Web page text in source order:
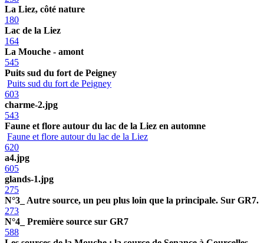
La Liez, côté nature
180
Lac de la Liez
164
La Mouche - amont
545
Puits sud du fort de Peigney
Puits sud du fort de Peigney
603
charme-2.jpg
543
Faune et flore autour du lac de la Liez en automne
Faune et flore autour du lac de la Liez
620
a4.jpg
605
glands-1.jpg
275
N°3_ Autre source, un peu plus loin que la principale. Sur GR7.
273
N°4_ Première source sur GR7
588